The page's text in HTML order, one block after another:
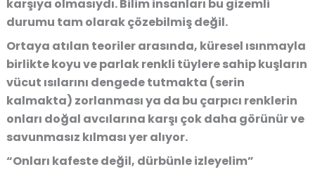
karşıya olmasıydı. Bilim insanları bu gizemli
durumu tam olarak çözebilmiş değil.
Ortaya atılan teoriler arasında, küresel ısınmayla
birlikte koyu ve parlak renkli tüylere sahip kuşların
vücut ısılarını dengede tutmakta (serin
kalmakta) zorlanması ya da bu çarpıcı renklerin
onları doğal avcılarına karşı çok daha görünür ve
savunmasız kılması yer alıyor.
“Onları kafeste değil, dürbünle izleyelim”